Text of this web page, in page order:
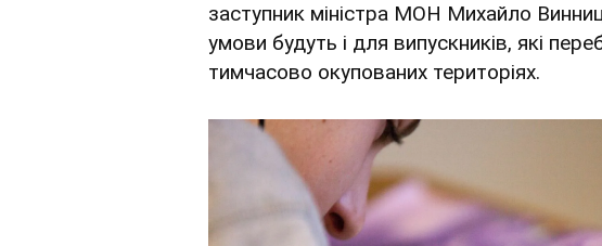
заступник міністра МОН Михайло
умови будуть і для випускників, які
тимчасово окупованих територіях.